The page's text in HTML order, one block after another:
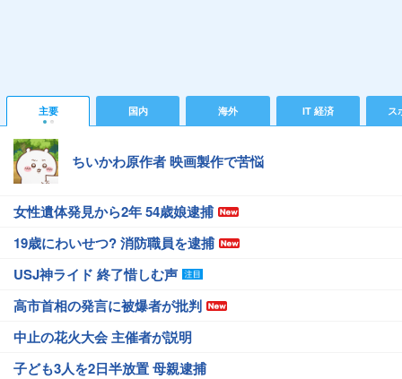
主要 国内 海外 IT 経済 ス
ちいかわ原作者 映画製作で苦悩
女性遺体発見から2年 54歳娘逮捕
19歳にわいせつ? 消防職員を逮捕
USJ神ライド 終了惜しむ声
高市首相の発言に被爆者が批判
中止の花火大会 主催者が説明
子ども3人を2日半放置 母親逮捕